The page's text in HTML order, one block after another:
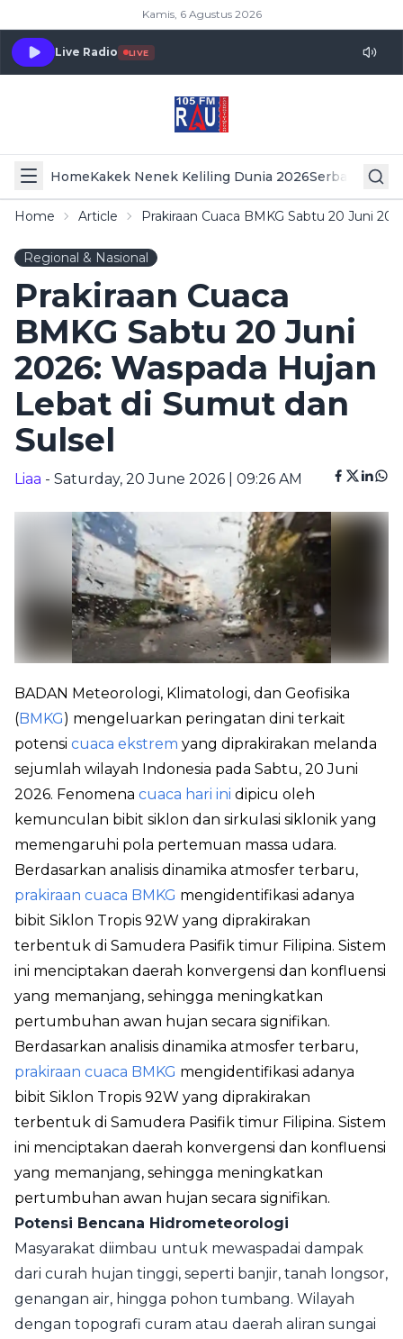
Kamis, 6 Agustus 2026
Live Radio LIVE
HomeKakek Nenek Keliling Dunia 2026Serba Serbi
Home Article Prakiraan Cuaca BMKG Sabtu 20 Juni
Regional & Nasional
Prakiraan Cuaca
BMKG Sabtu 20 Juni
2026: Waspada Hujan
Lebat di Sumut dan
Sulsel
Liaa - Saturday, 20 June 2026 | 09:26 AM
BADAN Meteorologi, Klimatologi, dan Geofisika
(BMKG) mengeluarkan peringatan dini terkait
potensi cuaca ekstrem yang diprakirakan melanda
sejumlah wilayah Indonesia pada Sabtu, 20 Juni
2026. Fenomena cuaca hari ini dipicu oleh
kemunculan bibit siklon dan sirkulasi siklonik yang
memengaruhi pola pertemuan massa udara.
Berdasarkan analisis dinamika atmosfer terbaru,
prakiraan cuaca BMKG mengidentifikasi adanya
bibit Siklon Tropis 92W yang diprakirakan
terbentuk di Samudera Pasifik timur Filipina. Sistem
ini menciptakan daerah konvergensi dan konfluensi
yang memanjang, sehingga meningkatkan
pertumbuhan awan hujan secara signifikan.
Berdasarkan analisis dinamika atmosfer terbaru,
prakiraan cuaca BMKG mengidentifikasi adanya
bibit Siklon Tropis 92W yang diprakirakan
terbentuk di Samudera Pasifik timur Filipina. Sistem
ini menciptakan daerah konvergensi dan konfluensi
yang memanjang, sehingga meningkatkan
pertumbuhan awan hujan secara signifikan.
Potensi Bencana Hidrometeorologi
Masyarakat diimbau untuk mewaspadai dampak
dari curah hujan tinggi, seperti banjir, tanah longsor,
genangan air, hingga pohon tumbang. Wilayah
dengan topografi curam atau daerah aliran sungai